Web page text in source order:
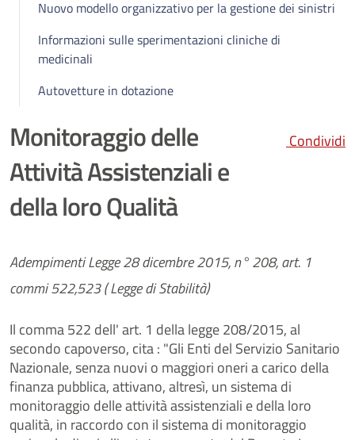
Nuovo modello organizzativo per la gestione dei sinistri
Informazioni sulle sperimentazioni cliniche di
medicinali
Autovetture in dotazione
Monitoraggio delle
Attività Assistenziali e
della loro Qualità
Condividi
Adempimenti Legge 28 dicembre 2015, n° 208, art. 1
commi 522,523 ( Legge di Stabilità)
Il comma 522 dell' art. 1 della legge 208/2015, al
secondo capoverso, cita : "Gli Enti del Servizio Sanitario
Nazionale, senza nuovi o maggiori oneri a carico della
finanza pubblica, attivano, altresì, un sistema di
monitoraggio delle attività assistenziali e della loro
qualità, in raccordo con il sistema di monitoraggio